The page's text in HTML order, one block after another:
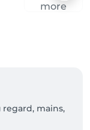
more
mains,